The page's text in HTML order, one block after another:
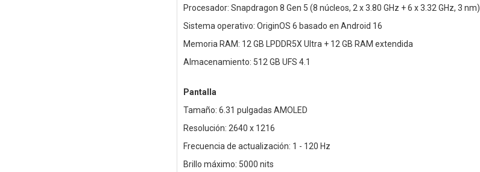
Procesador: Snapdragon 8 Gen 5 (8 núcleos, 2 x 3.80 GHz + 6 x 3.32 GHz, 3 nm)
Sistema operativo: OriginOS 6 basado en Android 16
Memoria RAM: 12 GB LPDDR5X Ultra + 12 GB RAM extendida
Almacenamiento: 512 GB UFS 4.1
Pantalla
Tamaño: 6.31 pulgadas AMOLED
Resolución: 2640 x 1216
Frecuencia de actualización: 1 - 120 Hz
Brillo máximo: 5000 nits